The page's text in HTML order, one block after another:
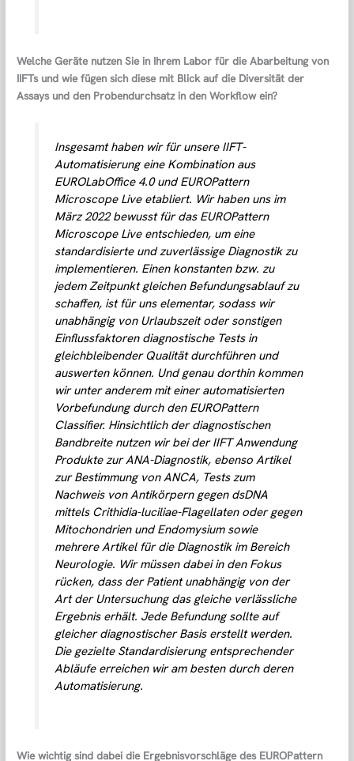
Welche Geräte nutzen Sie in Ihrem Labor für die Abarbeitung von
IIFTs und wie fügen sich diese mit Blick auf die Diversität der
Assays und den Probendurchsatz in den Workflow ein?
Insgesamt haben wir für unsere IIFT-
Automatisierung eine Kombination aus
EUROLabOffice 4.0 und EUROPattern
Microscope Live etabliert. Wir haben uns im
März 2022 bewusst für das EUROPattern
Microscope Live entschieden, um eine
standardisierte und zuverlässige Diagnostik zu
implementieren. Einen konstanten bzw. zu
jedem Zeitpunkt gleichen Befundungsablauf zu
schaffen, ist für uns elementar, sodass wir
unabhängig von Urlaubszeit oder sonstigen
Einflussfaktoren diagnostische Tests in
gleichbleibender Qualität durchführen und
auswerten können. Und genau dorthin kommen
wir unter anderem mit einer automatisierten
Vorbefundung durch den EUROPattern
Classifier. Hinsichtlich der diagnostischen
Bandbreite nutzen wir bei der IIFT Anwendung
Produkte zur ANA-Diagnostik, ebenso Artikel
zur Bestimmung von ANCA, Tests zum
Nachweis von Antikörpern gegen dsDNA
mittels Crithidia-luciliae-Flagellaten oder gegen
Mitochondrien und Endomysium sowie
mehrere Artikel für die Diagnostik im Bereich
Neurologie. Wir müssen dabei in den Fokus
rücken, dass der Patient unabhängig von der
Art der Untersuchung das gleiche verlässliche
Ergebnis erhält. Jede Befundung sollte auf
gleicher diagnostischer Basis erstellt werden.
Die gezielte Standardisierung entsprechender
Abläufe erreichen wir am besten durch deren
Automatisierung.
Wie wichtig sind dabei die Ergebnisvorschläge des EUROPattern